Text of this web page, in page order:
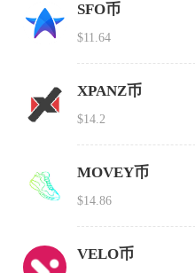
SFO币
$11.64
XPANZ币
$14.2
MOVEY币
$14.86
VELO币